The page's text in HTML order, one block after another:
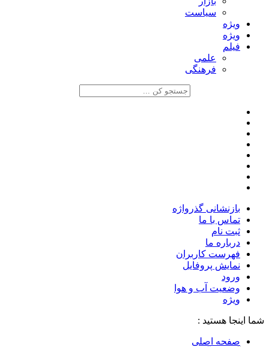
سیاست
ویژه
ویژه
فیلم
علمی
فرهنگی
بازنشانی گذرواژه
تماس با ما
ثبت نام
درباره ما
فهرست کاربران
نمایش پروفایل
ورود
وضعیت آب و هوا
ویژه
شما اینجا هستید :
صفحه اصلی